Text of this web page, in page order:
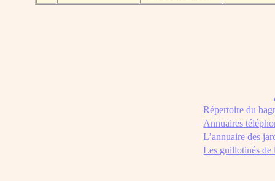
Répertoire du
Annuaires
L’annuaire des
Les guillotinés de